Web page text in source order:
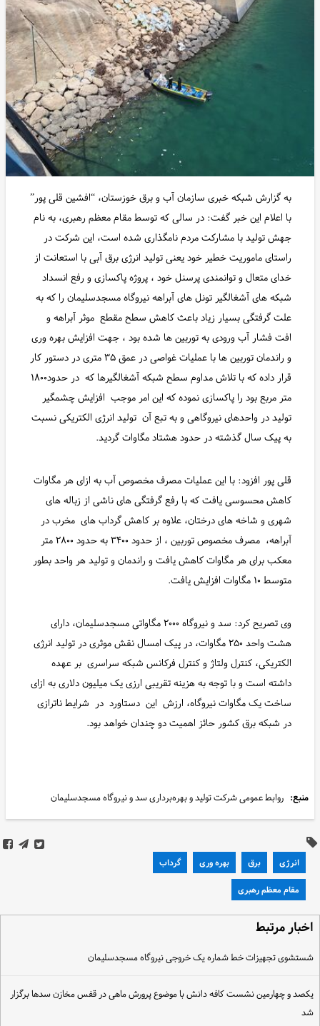
به گزارش شبکه خبری سازمان آب و برق خوزستان، “افشین قلی پور”
با اعلام این خبر گفت: در سالی که توسط مقام معظم رهبری، به نام
جهش تولید با مشارکت‌ مردم نامگذاری شده است، این شرکت در
راستای ماموریت خطیر خود یعنی تولید انرژی برق آبی با استعانت از
خدای متعال و توانمندی پرسنل خود ، پروژه پاکسازی و رفع انسداد
شبکه های آشغالگیر تونل های آبراهه نیروگاه مسجدسلیمان را که به
علت گرفتگی بسیار زیاد باعث کاهش سطح مقطع موثر آبراهه و
افت فشار آب ورودی به توربین ها شده بود ، جهت افزایش بهره وری
و راندمان توربین ها با عملیات غواصی در عمق ۳۵ متری در دستور کار
قرار داده که با تلاش مداوم سطح شبکه آشغالگیرها که در حدود۱۸۰۰
متر مربع بود را پاکسازی نموده که این امر موجب افزایش چشمگیر
تولید در واحدهای نیروگاهی و به تبع آن تولید انرژی الکتریکی نسبت
به پیک سال گذشته در حدود هشتاد مگاوات گردید.
قلی پور افزود: با این عملیات مصرف مخصوص آب به ازای هر مگاوات
کاهش محسوسی یافت که با رفع گرفتگی های ناشی‌ از زباله های
شهری و شاخه های درختان، علاوه بر کاهش گرداب های مخرب در
آبراهه، مصرف مخصوص توربین ، از حدود ۳۴۰۰ به حدود ۲۸۰۰ متر
معکب برای هر مگاوات کاهش یافت و راندمان و تولید هر واحد بطور
متوسط ۱۰ مگاوات افزایش یافت.
وی تصریح کرد: سد و نیروگاه ۲۰۰۰ مگاواتی مسجدسلیمان، دارای
هشت واحد ۲۵۰ مگاوات، در پیک امسال نقش موثری در تولید انرژی
الکتریکی، کنترل ولتاژ و کنترل فرکانس شبکه سراسری بر عهده
داشته است و با توجه به هزینه تقریبی ارزی یک میلیون دلاری به ازای
ساخت یک مگاوات نیروگاه، ارزش این دستاورد در شرایط ناترازی
در شبکه برق کشور حائز اهمیت دو چندان خواهد بود.
منبع: روابط عمومی شرکت تولید و بهره‌برداری سد و نیروگاه مسجدسلیمان
انرژی برق بهره وری گرداب
مقام معظم رهبری
اخبار مرتبط
شستشوی تجهیزات خط شماره یک خروجی نیروگاه مسجدسلیمان
یکصد و چهارمین نشست کافه دانش با موضوع پرورش ماهی در قفس مخازن سدها برگزار
شد